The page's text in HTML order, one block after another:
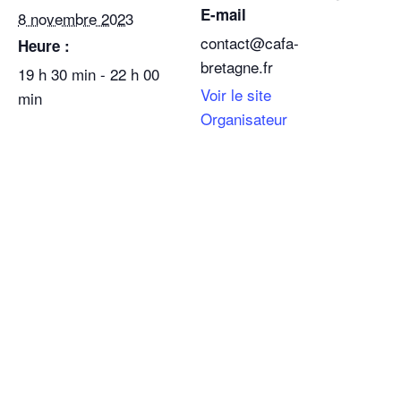
8 novembre 2023
Heure :
19 h 30 min - 22 h 00
min
E-mail
contact@cafa-
bretagne.fr
Voir le site
Organisateur